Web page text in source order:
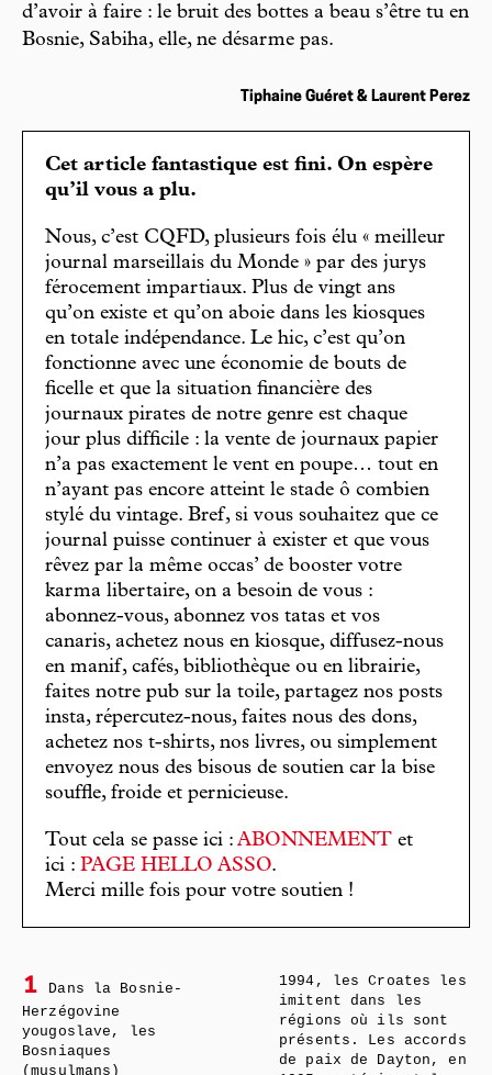
d’avoir à faire : le bruit des bottes a beau s’être tu en
Bosnie, Sabiha, elle, ne désarme pas.
Tiphaine Guéret & Laurent Perez
Cet article fantastique est fini. On espère
qu’il vous a plu.
Nous, c’est CQFD, plusieurs fois élu « meilleur
journal marseillais du Monde » par des jurys
férocement impartiaux. Plus de vingt ans
qu’on existe et qu’on aboie dans les kiosques
en totale indépendance. Le hic, c’est qu’on
fonctionne avec une économie de bouts de
ficelle et que la situation financière des
journaux pirates de notre genre est chaque
jour plus difficile : la vente de journaux papier
n’a pas exactement le vent en poupe… tout en
n’ayant pas encore atteint le stade ô combien
stylé du vintage. Bref, si vous souhaitez que ce
journal puisse continuer à exister et que vous
rêvez par la même occas’ de booster votre
karma libertaire, on a besoin de vous :
abonnez-vous, abonnez vos tatas et vos
canaris, achetez nous en kiosque, diffusez-nous
en manif, cafés, bibliothèque ou en librairie,
faites notre pub sur la toile, partagez nos posts
insta, répercutez-nous, faites nous des dons,
achetez nos t-shirts, nos livres, ou simplement
envoyez nous des bisous de soutien car la bise
souffle, froide et pernicieuse.
Tout cela se passe ici : ABONNEMENT et
ici : PAGE HELLO ASSO.
Merci mille fois pour votre soutien !
1
Dans la Bosnie-
Herzégovine
yougoslave, les
Bosniaques
(musulmans)
1994, les Croates les
imitent dans les
régions où ils sont
présents. Les accords
de paix de Dayton, en